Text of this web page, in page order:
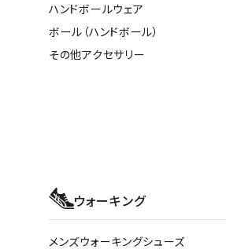
ハンドボールウェア
ボール（ハンドボール）
その他アクセサリー
ウォーキング
メンズウォーキングシューズ